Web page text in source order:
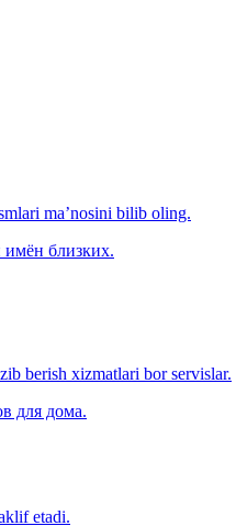
ma’nosini bilib oling.
близких.
berish xizmatlari bor servislar.
для дома.
etadi.